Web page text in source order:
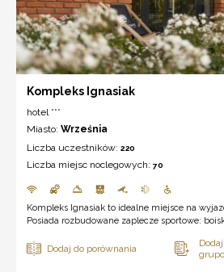
Kompleks Ignasiak
hotel ***
Miasto: Września
Liczba uczestników: 220
Liczba miejsc noclegowych: 70
Kompleks Ignasiak to idealne miejsce na
Posiada rozbudowane zaplecze sportowe: